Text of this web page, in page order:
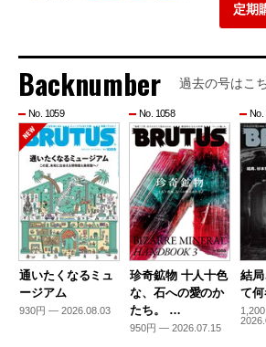
定期
Backnumber 過去の号はこ
No. 1059
通いたくなるミュ
ージアム
930円 — 2026.08.03
No. 1058
珍奇鉱物 十人十色
な、石への愛のか
たち。 …
950円 — 2026.07.15
No.
結
て